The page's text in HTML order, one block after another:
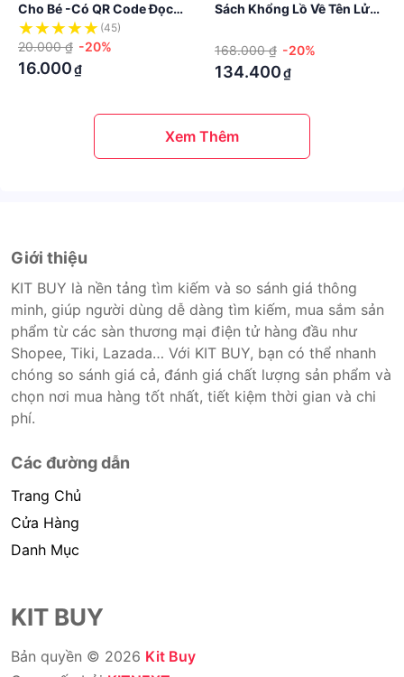
Cho Bé -Có QR Code Đọc
Truyện
(45)
20.000 ₫ -20%
16.000₫
Sách Khổng Lồ Về Tên Lửa
168.000 ₫ -20%
134.400₫
Xem Thêm
Giới thiệu
KIT BUY là nền tảng tìm kiếm và so sánh giá thông
minh, giúp người dùng dễ dàng tìm kiếm, mua sắm sản
phẩm từ các sàn thương mại điện tử hàng đầu như
Shopee, Tiki, Lazada… Với KIT BUY, bạn có thể nhanh
chóng so sánh giá cả, đánh giá chất lượng sản phẩm và
chọn nơi mua hàng tốt nhất, tiết kiệm thời gian và chi
phí.
Các đường dẫn
Trang Chủ
Cửa Hàng
Danh Mục
KIT BUY
Bản quyền © 2026 Kit Buy